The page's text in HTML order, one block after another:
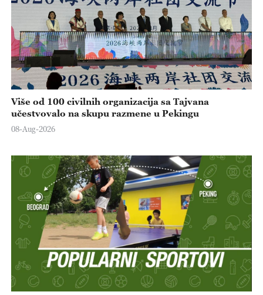
Više od 100 civilnih organizacija sa Tajvana
učestvovalo na skupu razmene u Pekingu
08-Aug-2026